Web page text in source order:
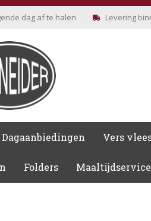
dag af te halen Levering
Dagaanbiedingen Vers
Folders Maaltijdservice